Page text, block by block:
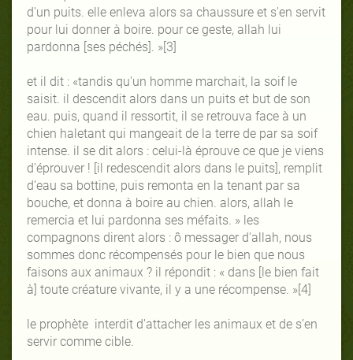
d'un puits. elle enleva alors sa chaussure et s'en servit
pour lui donner à boire. pour ce geste, allah lui
pardonna [ses péchés]. »[3]
et il dit : «tandis qu'un homme marchait, la soif le
saisit. il descendit alors dans un puits et but de son
eau. puis, quand il ressortit, il se retrouva face à un
chien haletant qui mangeait de la terre de par sa soif
intense. il se dit alors : celui-là éprouve ce que je viens
d'éprouver ! [il redescendit alors dans le puits], remplit
d’eau sa bottine, puis remonta en la tenant par sa
bouche, et donna à boire au chien. alors, allah le
remercia et lui pardonna ses méfaits. » les
compagnons dirent alors : ô messager d'allah, nous
sommes donc récompensés pour le bien que nous
faisons aux animaux ? il répondit : « dans [le bien fait
à] toute créature vivante, il y a une récompense. »[4]
le prophète interdit d'attacher les animaux et de s’en
servir comme cible.